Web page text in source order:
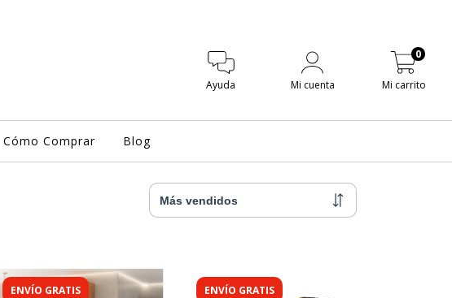
Ayuda Mi cuenta Mi carrito
0
Cómo Comprar Blog
ENVÍO GRATIS ENVÍO GRATIS